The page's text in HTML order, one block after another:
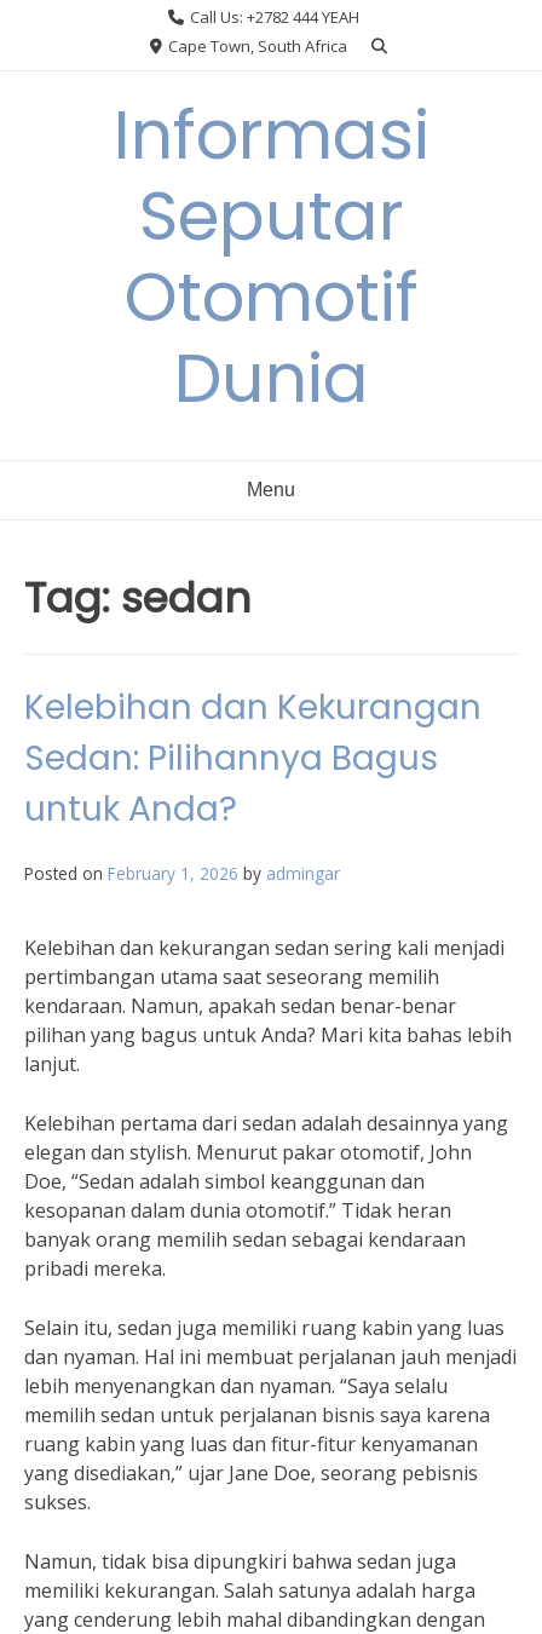
Call Us: +2782 444 YEAH
Cape Town, South Africa
Informasi
Seputar
Otomotif
Dunia
Menu
Tag: sedan
Kelebihan dan Kekurangan
Sedan: Pilihannya Bagus
untuk Anda?
Posted on February 1, 2026 by admingar
Kelebihan dan kekurangan sedan sering kali menjadi
pertimbangan utama saat seseorang memilih
kendaraan. Namun, apakah sedan benar-benar
pilihan yang bagus untuk Anda? Mari kita bahas lebih
lanjut.
Kelebihan pertama dari sedan adalah desainnya yang
elegan dan stylish. Menurut pakar otomotif, John
Doe, “Sedan adalah simbol keanggunan dan
kesopanan dalam dunia otomotif.” Tidak heran
banyak orang memilih sedan sebagai kendaraan
pribadi mereka.
Selain itu, sedan juga memiliki ruang kabin yang luas
dan nyaman. Hal ini membuat perjalanan jauh menjadi
lebih menyenangkan dan nyaman. “Saya selalu
memilih sedan untuk perjalanan bisnis saya karena
ruang kabin yang luas dan fitur-fitur kenyamanan
yang disediakan,” ujar Jane Doe, seorang pebisnis
sukses.
Namun, tidak bisa dipungkiri bahwa sedan juga
memiliki kekurangan. Salah satunya adalah harga
yang cenderung lebih mahal dibandingkan dengan